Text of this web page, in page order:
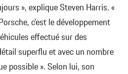
», explique Steven Harris. «
c'est le développement
effectué sur des
superflu et avec un nombre
possible ». Selon lui, son